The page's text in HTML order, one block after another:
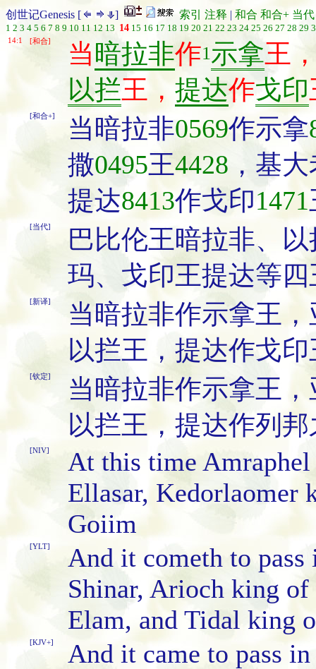
创世记Genesis [ ] 索引 注释 | 和合 和合+ 当代
1 2 3 4 5 6 7 8 9 10 11 12 13 14 15 16 17 18 19 20 21 22 23 24 25 26 27 28 29
14:1 [和合] 当暗拉非作1 示拿王
以拦王， 提达作戈印
[和合+] 当暗拉非0569作示拿
撒0495王4428 ，基
提达8413作戈印1471
[当代]
巴比伦王暗拉非、
玛、戈印王提达等
[新译]
当暗拉非作示拿王
以拦王，提达作戈
[钦定]
当暗拉非作示拿王
以拦王，提达作列
[NIV]
At this time
Ellasar, Kedorlaomer
Goiim
[YLT]
And it cometh to
Shinar, Arioch king
Elam, and Tidal king
[KJV+]
And it came to pass in